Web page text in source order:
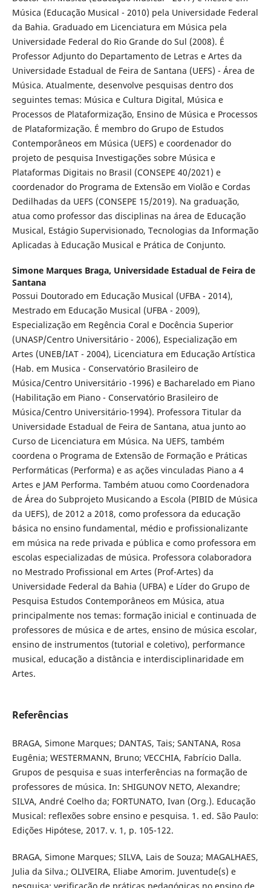
Música (Educação Musical - 2010) pela Universidade Federal
da Bahia. Graduado em Licenciatura em Música pela
Universidade Federal do Rio Grande do Sul (2008). É
Professor Adjunto do Departamento de Letras e Artes da
Universidade Estadual de Feira de Santana (UEFS) - Área de
Música. Atualmente, desenvolve pesquisas dentro dos
seguintes temas: Música e Cultura Digital, Música e
Processos de Plataformização, Ensino de Música e Processos
de Plataformização. É membro do Grupo de Estudos
Contemporâneos em Música (UEFS) e coordenador do
projeto de pesquisa Investigações sobre Música e
Plataformas Digitais no Brasil (CONSEPE 40/2021) e
coordenador do Programa de Extensão em Violão e Cordas
Dedilhadas da UEFS (CONSEPE 15/2019). Na graduação,
atua como professor das disciplinas na área de Educação
Musical, Estágio Supervisionado, Tecnologias da Informação
Aplicadas à Educação Musical e Prática de Conjunto.
Simone Marques Braga, Universidade Estadual de Feira de
Santana
Possui Doutorado em Educação Musical (UFBA - 2014),
Mestrado em Educação Musical (UFBA - 2009),
Especialização em Regência Coral e Docência Superior
(UNASP/Centro Universitário - 2006), Especialização em
Artes (UNEB/IAT - 2004), Licenciatura em Educação Artística
(Hab. em Musica - Conservatório Brasileiro de
Música/Centro Universitário -1996) e Bacharelado em Piano
(Habilitação em Piano - Conservatório Brasileiro de
Música/Centro Universitário-1994). Professora Titular da
Universidade Estadual de Feira de Santana, atua junto ao
Curso de Licenciatura em Música. Na UEFS, também
coordena o Programa de Extensão de Formação e Práticas
Performáticas (Performa) e as ações vinculadas Piano a 4
Artes e JAM Performa. Também atuou como Coordenadora
de Área do Subprojeto Musicando a Escola (PIBID de Música
da UEFS), de 2012 a 2018, como professora da educação
básica no ensino fundamental, médio e profissionalizante
em música na rede privada e pública e como professora em
escolas especializadas de música. Professora colaboradora
no Mestrado Profissional em Artes (Prof-Artes) da
Universidade Federal da Bahia (UFBA) e Líder do Grupo de
Pesquisa Estudos Contemporâneos em Música, atua
principalmente nos temas: formação inicial e continuada de
professores de música e de artes, ensino de música escolar,
ensino de instrumentos (tutorial e coletivo), performance
musical, educação a distância e interdisciplinaridade em
Artes.
Referências
BRAGA, Simone Marques; DANTAS, Tais; SANTANA, Rosa
Eugênia; WESTERMANN, Bruno; VECCHIA, Fabrício Dalla.
Grupos de pesquisa e suas interferências na formação de
professores de música. In: SHIGUNOV NETO, Alexandre;
SILVA, André Coelho da; FORTUNATO, Ivan (Org.). Educação
Musical: reflexões sobre ensino e pesquisa. 1. ed. São Paulo:
Edições Hipótese, 2017. v. 1, p. 105-122.
BRAGA, Simone Marques; SILVA, Lais de Souza; MAGALHAES,
Julia da Silva.; OLIVEIRA, Eliabe Amorim. Juventude(s) e
pesquisa: verificação de práticas pedagógicas no ensino de